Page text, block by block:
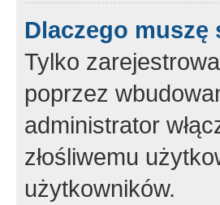
Dlaczego
Tylko
poprzez
administrator
złośliwemu
użytkowników.